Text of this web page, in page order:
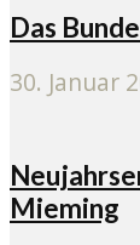
Das
30. Januar
Mieming